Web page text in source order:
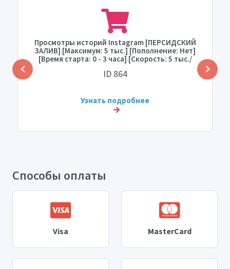
Просмотры историй Instagram [ПЕРСИДСКИЙ
ЗАЛИВ] [Максимум: 5 тыс.] [Пополнение: Нет]
[Время старта: 0 - 3 часа] [Скорость: 5 тыс./
день]
ID 864
Узнать подробнее
Способы оплаты
Visa MasterCard